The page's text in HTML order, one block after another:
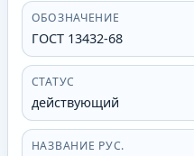
ОБОЗНАЧЕНИЕ
ГОСТ 13432-68
СТАТУС
действующий
НАЗВАНИЕ РУС.